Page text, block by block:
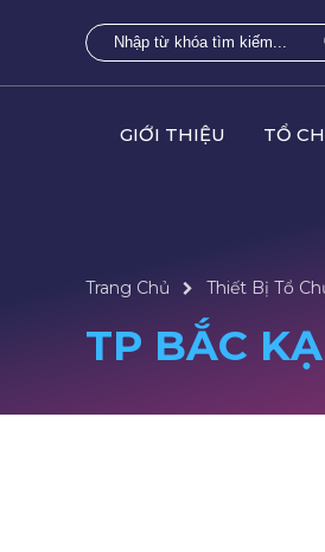
GIỚI THIỆU TỔ
Trang Chủ Thiết Bị Tổ
TP BẮC